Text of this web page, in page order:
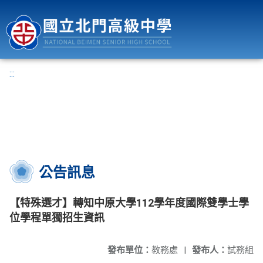
:::
公告訊息
【特殊選才】轉知中原大學112學年度國際雙學士學
位學程單獨招生資訊
發布人： 試務組
發布單位： 教務處 |